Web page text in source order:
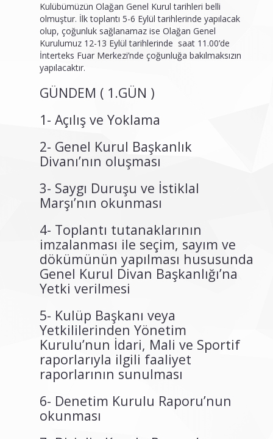
Kulübümüzün Olağan Genel Kurul tarihleri belli
olmuştur. İlk toplantı 5-6 Eylül tarihlerinde yapılacak
olup, çoğunluk sağlanamaz ise Olağan Genel
Kurulumuz 12-13 Eylül tarihlerinde saat 11.00’de
İnterteks Fuar Merkezi’nde çoğunluğa bakılmaksızın
yapılacaktır.
GÜNDEM ( 1.GÜN )
1- Açılış ve Yoklama
2- Genel Kurul Başkanlık
Divanı’nın oluşması
3- Saygı Duruşu ve İstiklal
Marşı’nın okunması
4- Toplantı tutanaklarının
imzalanması ile seçim, sayım ve
dökümünün yapılması hususunda
Genel Kurul Divan Başkanlığı’na
Yetki verilmesi
5- Kulüp Başkanı veya
Yetkililerinden Yönetim
Kurulu’nun İdari, Mali ve Sportif
raporlarıyla ilgili faaliyet
raporlarının sunulması
6- Denetim Kurulu Raporu’nun
okunması